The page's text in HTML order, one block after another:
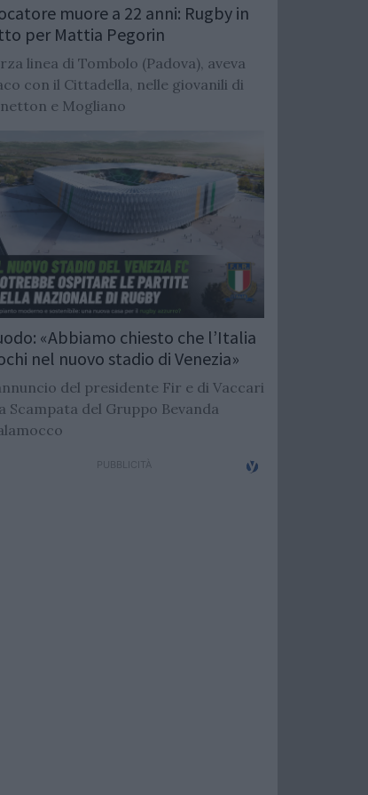
muore a 22 anni: Rugby in
per Mattia Pegorin
linea di Tombolo (Padova), aveva
con il Cittadella, nelle giovanili di
e Mogliano
«Abbiamo chiesto che l’Italia
nel nuovo stadio di Venezia»
del presidente Fir e di Vaccari
Scampata del Gruppo Bevanda